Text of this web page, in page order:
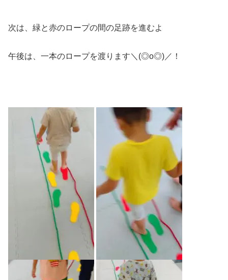
次は、緑と赤のロープの間の足跡を進むよ
午後は、一本のロープを渡ります＼(◎o◎)／！